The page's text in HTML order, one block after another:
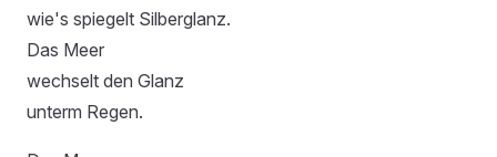
wie's spiegelt Silberglanz.
Das Meer
wechselt den Glanz
unterm Regen.